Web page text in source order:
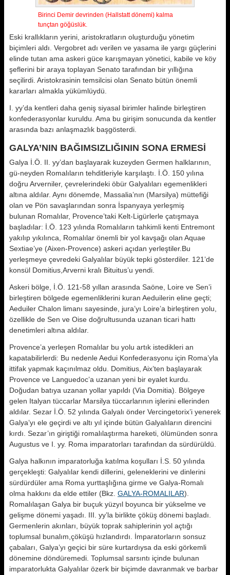
Birinci Demir devrinden (Hallstatt dönemi) kalma
tunçtan göğüslük.
Eski krallıkların yerini, aristokratların oluşturduğu yönetim
biçimleri aldı. Vergobret adı verilen ve yasama ile yargı güçlerini
elinde tutan ama askeri güce karışmayan yönetici, kabile ve köy
şeflerini bir araya toplayan Senato tarafından bir yıllığına
seçilirdi. Aristokrasinin temsilcisi olan Senato bütün önemli
kararları almakla yükümlüydü.
I. yy’da kentleri daha geniş siyasal birimler halinde birleştiren
konfederasyonlar kuruldu. Ama bu girişim sonucunda da kentler
arasında bazı anlaşmazlık başgösterdi.
GALYA’NIN BAĞIMSIZLIĞININ SONA ERMESİ
Galya İ.Ö. II. yy’dan başlayarak kuzeyden Germen halklarının,
gü-neyden Romalıların tehditleriyle karşılaştı. İ.Ö. 150 yılına
doğru Arverniler, çevrelerindeki öbür Galyalıları egemenlikleri
altına aldılar. Aynı dönemde, Massalia’nın (Marsilya) müttefiği
olan ve Pön savaşlarından sonra İspanyaya yerleşmiş
bulunan Romalılar, Provence’taki Kelt-Ligürlerle çatışmaya
başladılar: İ.Ö. 123 yılında Romalıların tahkimli kenti Entremont
yakılıp yıkılınca, Romalılar önemli bir yol kavşağı olan Aquae
Sextiae’ye (Aixen-Provence) askeri açıdan yerleştiler.Bu
yerleşmeye çevredeki Galyalılar büyük tepki gösterdiler. 121’de
konsül Domitius,Arverni kralı Bituitus’u yendi.
Askeri bölge, İ.Ö. 121-58 yıllan arasında Saöne, Loire ve Sen’i
birleştiren bölgede egemenliklerini kuran Aeduilerin eline geçti;
Aeduiler Chalon limanı sayesinde, jura’yı Loire’a birleştiren yolu,
özellikle de Sen ve Oise doğrultusunda uzanan ticari hattı
denetimleri altına aldılar.
Provence’a yerleşen Romalılar bu yolu artık istedikleri an
kapatabilirlerdi: Bu nedenle Aedui Konfederasyonu için Roma’yla
ittifak yapmak kaçınılmaz oldu. Domitius, Aix’ten başlayarak
Provence ve Languedoc’a uzanan yeni bir eyalet kurdu.
Doğudan batıya uzanan yollar yapıldı (Via Domitia). Bölgeye
gelen Italyan tüccarlar Marsilya tüccarlarının işlerini ellerinden
aldılar. Sezar İ.Ö. 52 yılında Galyalı önder Vercingetorix’i yenerek
Galya’yı ele geçirdi ve altı yıl içinde bütün Galyalıların direncini
kırdı. Sezar’ın giriştiği romalılaştırma hareketi, ölümünden sonra
Augustus ve I. yy. Roma imparatorları tarafından da sürdürüldü.
Galya halkının imparatorluğa katılma koşulları İ.S. 50 yılında
gerçekleşti: Galyalılar kendi dillerini, geleneklerini ve dinlerini
sürdürdüler ama Roma yurttaşlığına girme ve Galya-Romalı
olma hakkını da elde ettiler (Bkz. GALYA-ROMALILAR).
Romalılaşan Galya bir buçuk yüzyıl boyunca bir yükselme ve
gelişme dönemi yaşadı. III. yy’la birlikte çöküş dönemi başladı.
Germenlerin akınları, büyük toprak sahiplerinin yol açtığı
toplumsal bunalım,çöküşü hızlandırdı. İmparatorların sonsuz
çabaları, Galya’yı geçici bir süre kurtardıysa da eski görkemli
dönemine döndüremedi. Toplumsal sarsıntı içinde bulunan
imparatorlukta Galyalılar özerk bir biçimde davranmak ve barbar